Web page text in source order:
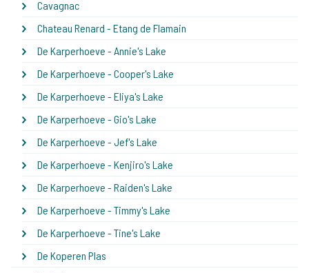
Cavagnac
Chateau Renard - Etang de Flamain
De Karperhoeve - Annie's Lake
De Karperhoeve - Cooper's Lake
De Karperhoeve - Eliya's Lake
De Karperhoeve - Gio's Lake
De Karperhoeve - Jef's Lake
De Karperhoeve - Kenjiro's Lake
De Karperhoeve - Raiden's Lake
De Karperhoeve - Timmy's Lake
De Karperhoeve - Tine's Lake
De Koperen Plas